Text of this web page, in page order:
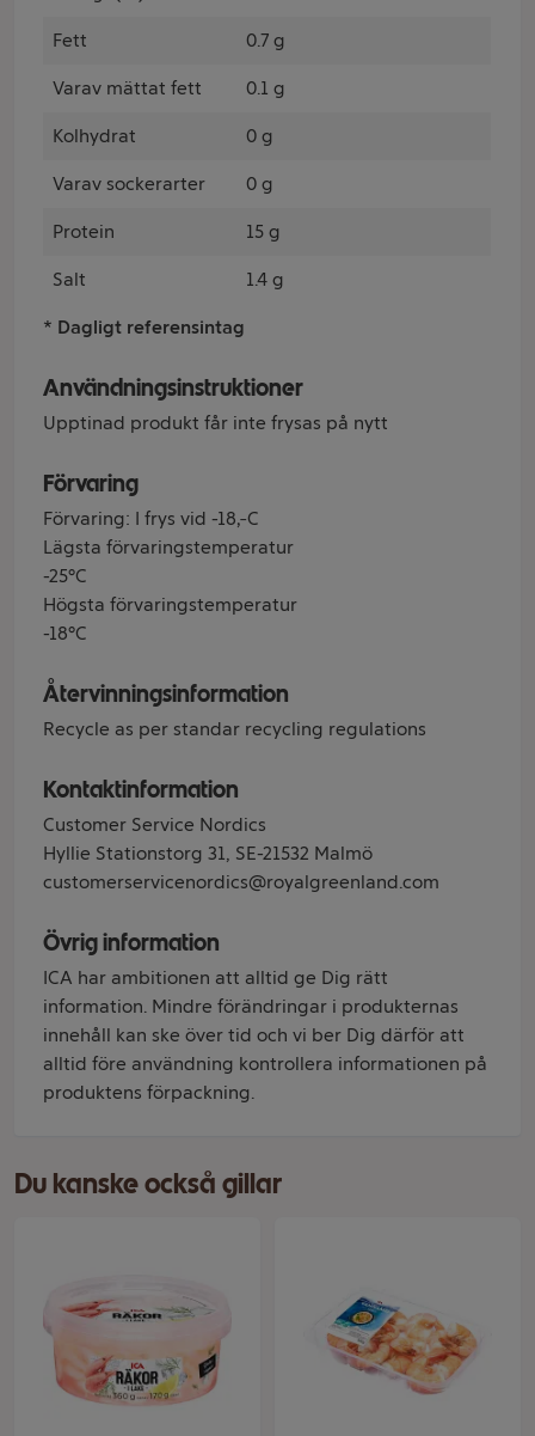
Fett 0.7 g
Varav mättat fett 0.1 g
Kolhydrat 0 g
Varav sockerarter 0 g
Protein 15 g
Salt 1.4 g
* Dagligt referensintag
Användningsinstruktioner
Upptinad produkt får inte frysas på nytt
Förvaring
Förvaring: I frys vid -18ºC
Lägsta förvaringstemperatur
-25°C
Högsta förvaringstemperatur
-18°C
Återvinningsinformation
Recycle as per standar recycling regulations
Kontaktinformation
Customer Service Nordics
Hyllie Stationstorg 31, SE-21532 Malmö
customerservicenordics@royalgreenland.com
Övrig information
ICA har ambitionen att alltid ge Dig rätt
information. Mindre förändringar i produkternas
innehåll kan ske över tid och vi ber Dig därför att
alltid före användning kontrollera informationen på
produktens förpackning.
Du kanske också gillar